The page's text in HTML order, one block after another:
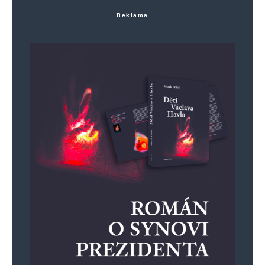
hi, hi, xaver se konečně vydrhl v bazénu, na
spáncích už mu opadala ta stará kůže která
byla vidět i na monitoru jako tmavé fleky. no
to chce ráno místo dvou prstů, vydrbat celej
krupon na xichtux… pšššššt. a zítra máme tu
Napsat komentář
Reklama